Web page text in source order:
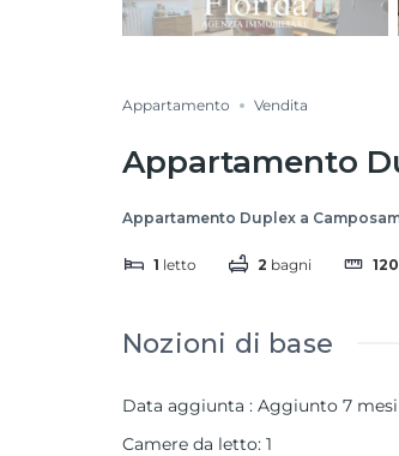
Appartamento Vendita
Appartamento
Appartamento Duplex a
1 letto 2 bagni 120
Nozioni di base
Data aggiunta : Aggiunto 7
Camere da letto: 1